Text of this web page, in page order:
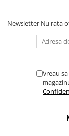
Vinificatie
Lichidare STOC
Produse Bricolaj
Acumulatori si
Baros / Ciocan /
Newsletter Nu rata
Vreau